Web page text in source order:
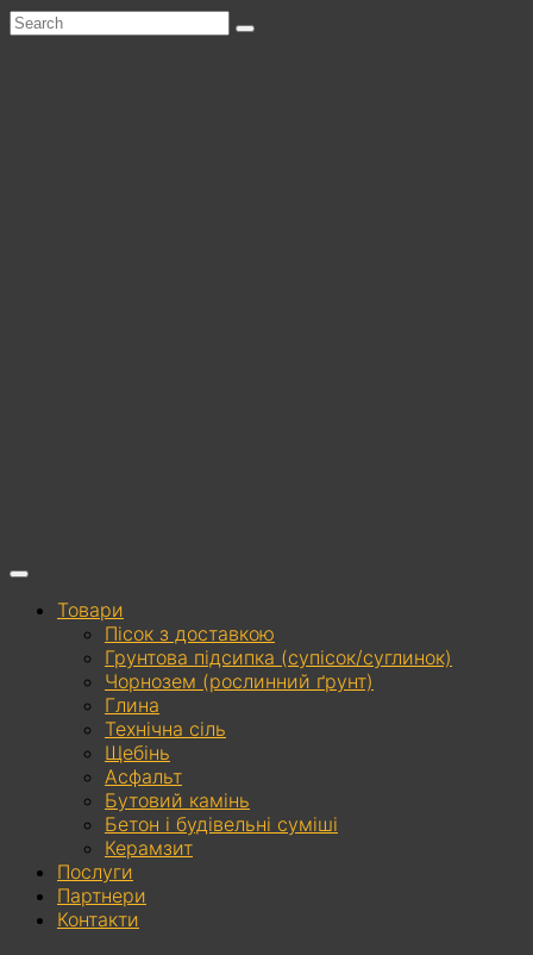
Товари
Пісок з доставкою
Грунтова підсипка (супісок/суглинок)
Чорнозем (рослинний ґрунт)
Глина
Технічна сіль
Щебінь
Асфальт
Бутовий камінь
Бетон і будівельні суміші
Керамзит
Послуги
Партнери
Контакти